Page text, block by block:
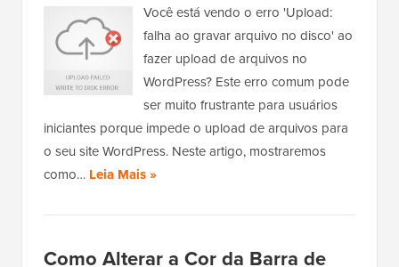
Você está vendo o erro 'Upload:
falha ao gravar arquivo no disco' ao
fazer upload de arquivos no
WordPress? Este erro comum pode
ser muito frustrante para usuários
iniciantes porque impede o upload de arquivos para
o seu site WordPress. Neste artigo, mostraremos
como… Leia Mais »
Como Alterar a Cor da Barra de